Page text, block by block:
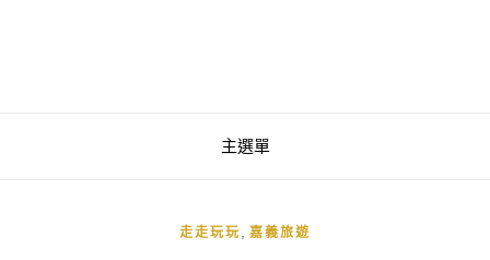
主選單
走走玩玩 嘉義旅遊